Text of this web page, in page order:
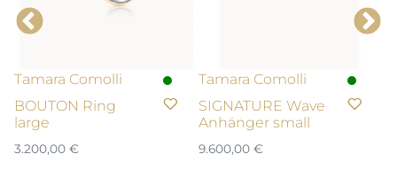
Tamara Comolli
BOUTON Ring
large
3.200,00 €
Tamara Comolli
SIGNATURE Wave
Anhänger small
9.600,00 €